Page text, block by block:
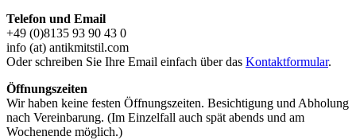
Telefon und Email
+49 (0)8135 93 90 43 0
info (at) antikmitstil.com
Oder schreiben Sie Ihre Email einfach über das Kontaktformular.
Öffnungszeiten
Wir haben keine festen Öffnungszeiten. Besichtigung und Abholung
nach Vereinbarung. (Im Einzelfall auch spät abends und am
Wochenende möglich.)